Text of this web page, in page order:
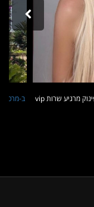
באשדוד פרטי מעסה מזמינה אותך לעיסוי מפנק ! פינוק מרגיע שרות vip ב-מרכז